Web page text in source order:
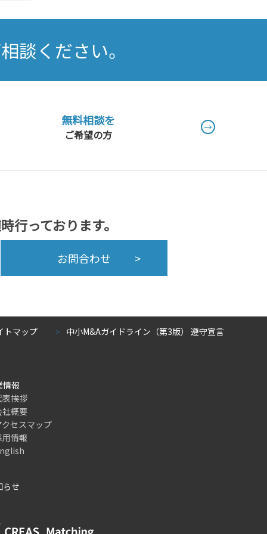
談ください。
無料相談を
ご希望の方
→
行っております。
お問合わせ
＞ 中小M&Aガイドライン（第3版） 遵守宣言
トマップ
情報
表挨拶
社概要
クセスマップ
用情報
らせ